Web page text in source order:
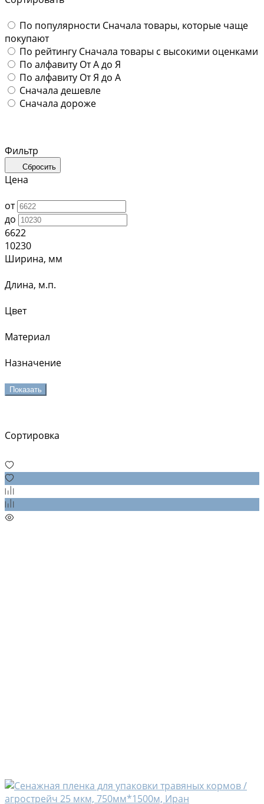
По популярности Сначала товары, которые чаще
покупают
По рейтингу Сначала товары с высокими оценками
По алфавиту От А до Я
По алфавиту От Я до А
Сначала дешевле
Сначала дороже
Фильтр
Сбросить
Цена
от
до
6622
10230
Ширина, мм
Длина, м.п.
Цвет
Материал
Назначение
Показать
Сортировка